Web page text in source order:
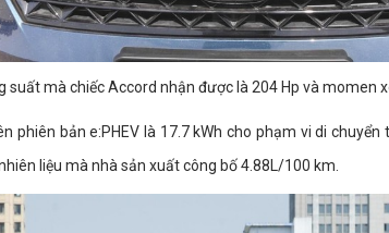
suất mà chiếc Accord nhận được là 204 Hp và momen
phiên bản e:PHEV là 17.7 kWh cho phạm vi di
liệu mà nhà sản xuất công bố 4.88L/100 km.